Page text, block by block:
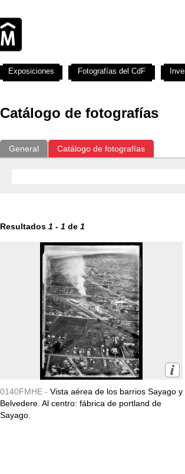
Catálogo de fotografías
General Catálogo de fotografías
Resultados 1 - 1 de 1
0140FMHE - Vista aérea de los barrios Sayago y
Belvedere. Al centro: fábrica de portland de
Sayago.
Exposiciones Fotografías del CdF